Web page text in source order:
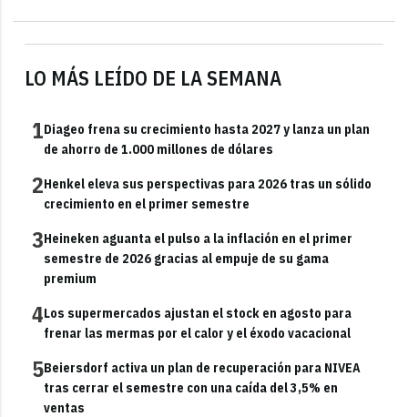
LO MÁS LEÍDO DE LA SEMANA
1Diageo frena su crecimiento hasta 2027 y lanza un plan
de ahorro de 1.000 millones de dólares
2Henkel eleva sus perspectivas para 2026 tras un sólido
crecimiento en el primer semestre
3Heineken aguanta el pulso a la inflación en el primer
semestre de 2026 gracias al empuje de su gama
premium
4Los supermercados ajustan el stock en agosto para
frenar las mermas por el calor y el éxodo vacacional
5Beiersdorf activa un plan de recuperación para NIVEA
tras cerrar el semestre con una caída del 3,5% en
ventas